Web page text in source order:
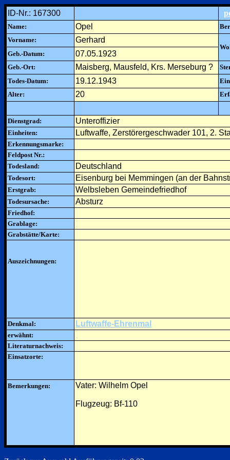
ID-Nr.: 167300
Name: Opel
Vorname:
Gerhard
Geb.-Datum:
07.05.1923
Geb.-Ort: Maisberg, Mausfeld, Krs. Merseburg ?
Todes-Datum:
19.12.1943
Alter:
20
Dienstgrad: Unteroffizier
Einheiten: Luftwaffe, Zerstörergeschwader 101, 2.
Erkennungsmarke:
Feldpost Nr.:
Todesland:
Deutschland
Todesort: Eisenburg bei Memmingen (an der
Erstgrab: Welbsleben Gemeindefriedhof
Todesursache: Absturz
Friedhof:
Grablage:
Grabstätte/Karte:
Auszeichnungen:
Denkmal: Luftwaffe-Ehrenmal
erwähnt:
Literaturnachweis:
Einsatzorte:
Bemerkungen: Vater: Wilhelm Opel
Flugzeug: Bf-110